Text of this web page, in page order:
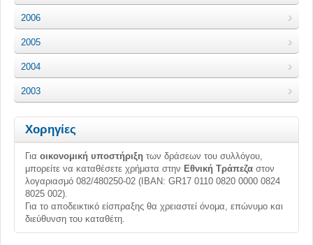
2006
2005
2004
2003
Χορηγίες
Για οικονομική υποστήριξη των δράσεων του συλλόγου,
μπορείτε να καταθέσετε χρήματα στην Εθνική Τράπεζα στον
λογαριασμό 082/480250-02 (ΙΒΑΝ: GR17 0110 0820 0000 0824
8025 002).
Για το αποδεικτικό είσπραξης θα χρειαστεί όνομα, επώνυμο και
διεύθυνση του καταθέτη.